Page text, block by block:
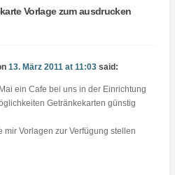
Vorlage zum ausdrucken
13. März 2011 at 11:03 said:
ein Cafe bei uns in der Einrichtung
Getränkekarten günstig
mir Vorlagen zur Verfügung stellen